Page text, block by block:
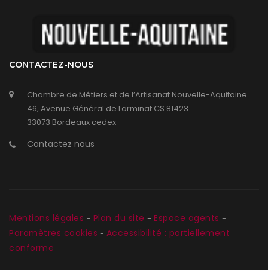
CONTACTEZ-NOUS
Chambre de Métiers et de l’Artisanat Nouvelle-Aquitaine
46, Avenue Général de Larminat CS 81423
33073 Bordeaux cedex
Contactez nous
Mentions légales - Plan du site - Espace agents -
Paramètres cookies - Accessibilité : partiellement
conforme